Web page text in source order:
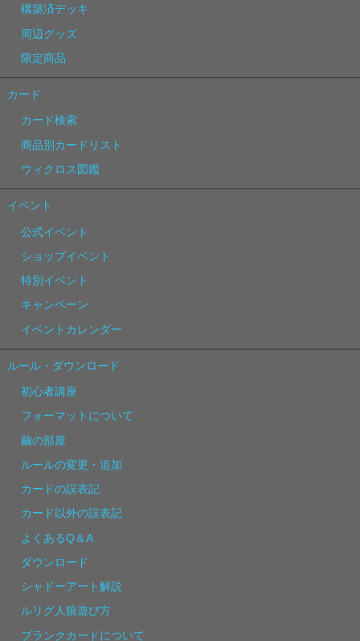
構築済デッキ
周辺グッズ
限定商品
カード
カード検索
商品別カードリスト
ウィクロス図鑑
イベント
公式イベント
ショップイベント
特別イベント
キャンペーン
イベントカレンダー
ルール・ダウンロード
初心者講座
フォーマットについて
繭の部屋
ルールの変更・追加
カードの誤表記
カード以外の誤表記
よくあるQ＆A
ダウンロード
シャドーアート解説
ルリグ人狼遊び方
ブランクカードについて